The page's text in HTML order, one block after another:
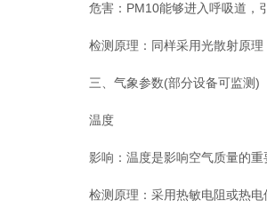
危害：PM10能够进入呼吸道，引
检测原理：同样采用光散射原理
三、气象参数(部分设备可监测)
温度
影响：温度是影响空气质量的重
检测原理：采用热敏电阻或热电